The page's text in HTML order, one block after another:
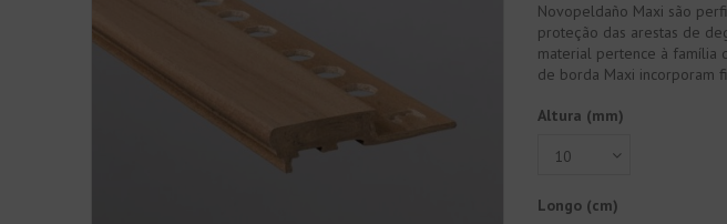
Novopeldaño Maxi são
proteção das arestas de
material pertence à família
de borda Maxi incorporam
Altura (mm)
Longo (cm)